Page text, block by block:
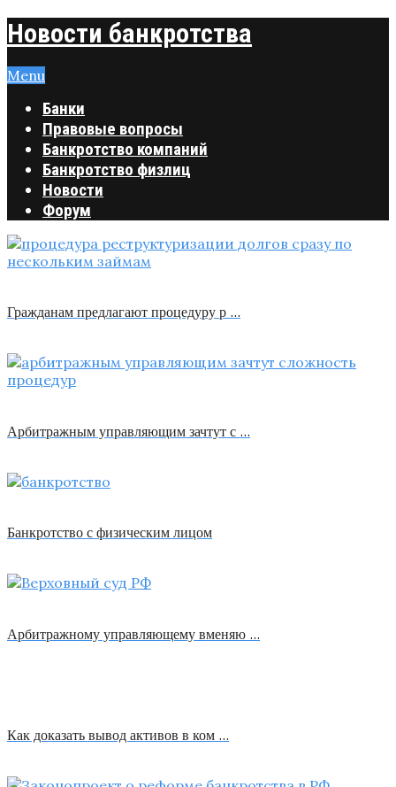
Новости банкротства
Menu
Банки
Правовые вопросы
Банкротство компаний
Банкротство физлиц
Новости
Форум
Гражданам предлагают процедуру р …
Арбитражным управляющим зачтут с …
Банкротство с физическим лицом
Арбитражному управляющему вменяю …
Как доказать вывод активов в ком …